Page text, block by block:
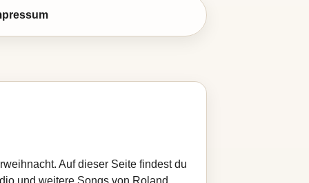
Auf dieser Seite findest du
und weitere Songs von Roland